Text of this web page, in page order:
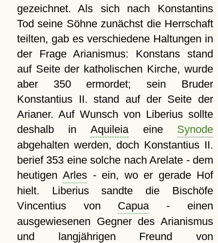
gezeichnet. Als sich nach Konstantins
Tod seine Söhne zunächst die Herrschaft
teilten, gab es verschiedene Haltungen in
der Frage Arianismus: Konstans stand
auf Seite der katholischen Kirche, wurde
aber 350 ermordet; sein Bruder
Konstantius II. stand auf der Seite der
Arianer. Auf Wunsch von Liberius sollte
deshalb inAquileiaeine Synode
abgehalten werden, doch Konstantius II.
berief 353 eine solche nach Arelate - dem
heutigenArles - ein, wo er gerade Hof
hielt. Liberius sandte die Bischöfe
Vincentius von Capua- einen
ausgewiesenen Gegner des Arianismus
und langjährigen Freund von